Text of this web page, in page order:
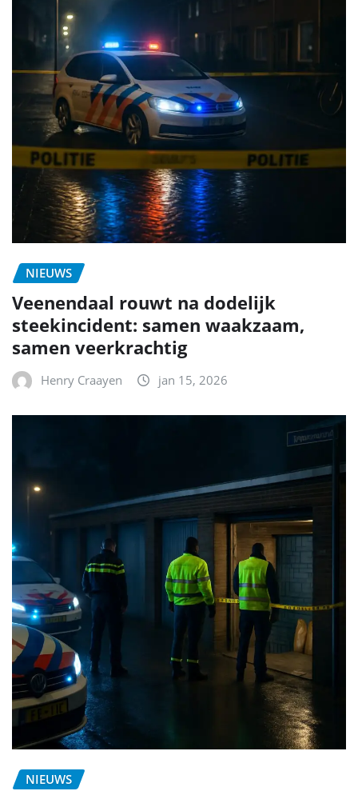
NIEUWS
Veenendaal rouwt na dodelijk
steekincident: samen waakzaam,
samen veerkrachtig
Henry Craayen jan 15, 2026
NIEUWS